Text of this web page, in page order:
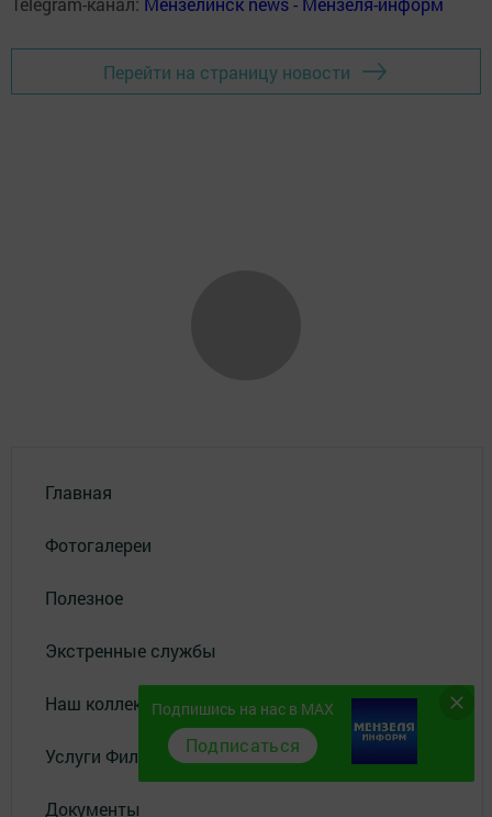
Перейти на страницу новости
Главная
Фотогалереи
Полезное
Экстренные службы
Наш коллектив
Услуги Филиала АО "ТАТМЕДИА"
Документы
Подпишись на нас в MAX
Подписаться